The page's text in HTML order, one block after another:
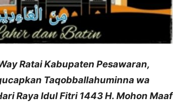
Ratai Kabupaten Pesawaran,
Taqobballahuminna wa
Raya Idul Fitri 1443 H. Mohon Maaf